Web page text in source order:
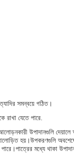
সমন্বয়ে গঠিত।
রাখা যেতে পারে.
উপাদানগুলি
আলোড়িত হয়।উপকরণগুলি
মধ্যে থাকা